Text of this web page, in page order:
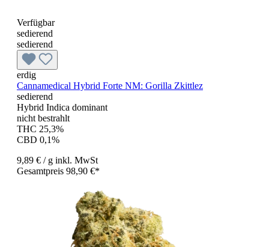
Verfügbar
sedierend
sedierend
erdig
Cannamedical Hybrid Forte NM: Gorilla Zkittlez
sedierend
Hybrid Indica dominant
nicht bestrahlt
THC 25,3%
CBD 0,1%
9,89 € / g inkl. MwSt
Gesamtpreis 98,90 €*